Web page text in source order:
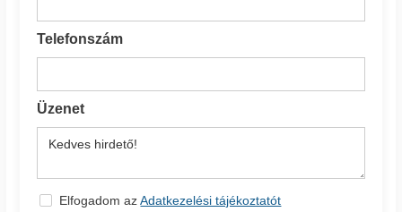
Telefonszám
Üzenet
Elfogadom azAdatkezelési tájékoztatót